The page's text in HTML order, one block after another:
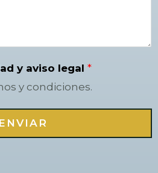
y aviso legal *
y condiciones.
ENVIAR